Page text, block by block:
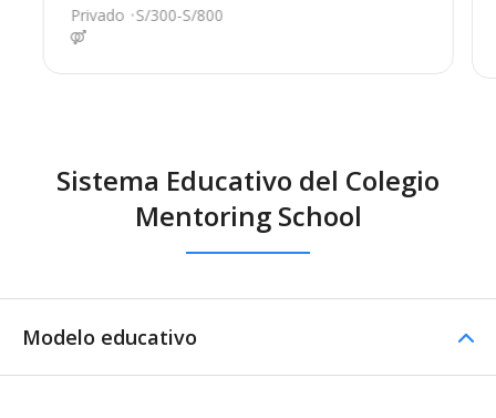
Privado S/300-S/800
Sistema Educativo del Colegio
Mentoring School
Modelo educativo